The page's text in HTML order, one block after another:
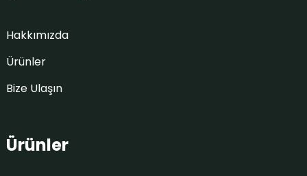
Hakkımızda
Ürünler
Bize Ulaşın
Ürünler